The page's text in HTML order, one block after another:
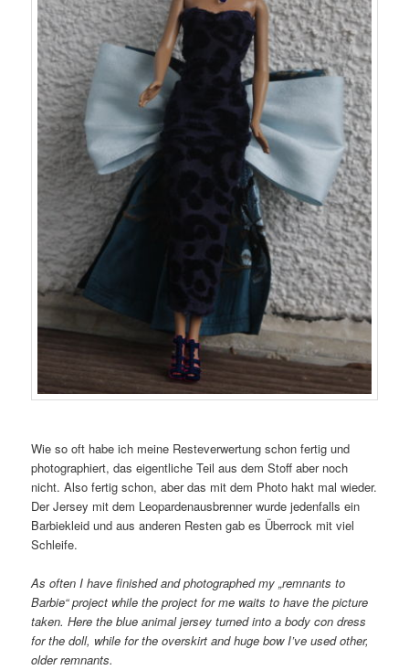
Wie so oft habe ich meine Resteverwertung schon fertig und
photographiert, das eigentliche Teil aus dem Stoff aber noch
nicht. Also fertig schon, aber das mit dem Photo hakt mal wieder.
Der Jersey mit dem Leopardenausbrenner wurde jedenfalls ein
Barbiekleid und aus anderen Resten gab es Überrock mit viel
Schleife.
As often I have finished and photographed my „remnants to
Barbie“ project while the project for me waits to have the picture
taken. Here the blue animal jersey turned into a body con dress
for the doll, while for the overskirt and huge bow I’ve used other,
older remnants.